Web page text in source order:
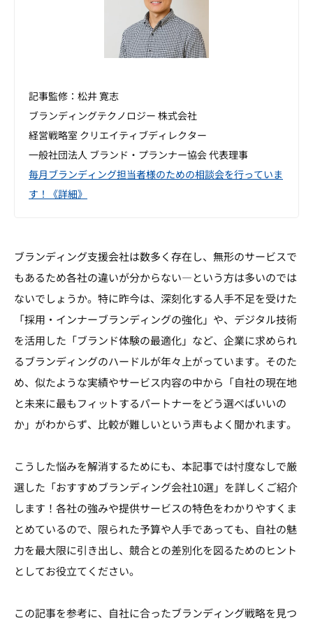
記事監修：松井 寛志
ブランディングテクノロジー 株式会社
経営戦略室 クリエイティブディレクター
一般社団法人 ブランド・プランナー協会 代表理事
毎月ブランディング担当者様のための相談会を行っていま
す！《詳細》
ブランディング支援会社は数多く存在し、無形のサービスで
もあるため各社の違いが分からない―という方は多いのでは
ないでしょうか。特に昨今は、深刻化する人手不足を受けた
「採用・インナーブランディングの強化」や、デジタル技術
を活用した「ブランド体験の最適化」など、企業に求められ
るブランディングのハードルが年々上がっています。そのた
め、似たような実績やサービス内容の中から「自社の現在地
と未来に最もフィットするパートナーをどう選べばいいの
か」がわからず、比較が難しいという声もよく聞かれます。
こうした悩みを解消するためにも、本記事では忖度なしで厳
選した「おすすめブランディング会社10選」を詳しくご紹介
します！各社の強みや提供サービスの特色をわかりやすくま
とめているので、限られた予算や人手であっても、自社の魅
力を最大限に引き出し、競合との差別化を図るためのヒント
としてお役立てください。
この記事を参考に、自社に合ったブランディング戦略を見つ